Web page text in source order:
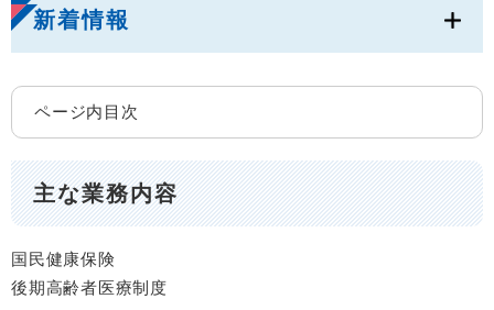
新着情報
ページ内目次
主な業務内容
国民健康保険
後期高齢者医療制度